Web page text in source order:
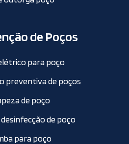
de Poços
para poço
preventiva de poços
de poço
de poço
para poço